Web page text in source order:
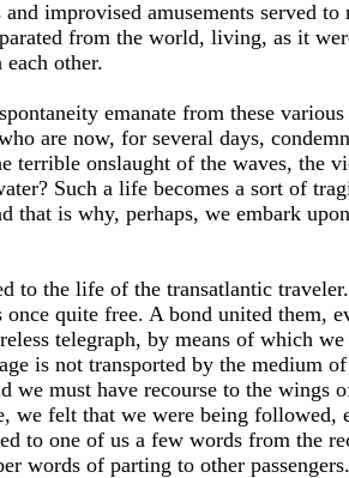
improvised amusements served to
from the world, living, as it
other.
emanate from these
are now, for several days,
terrible onslaught of the waves, the
Such a life becomes a sort of
that is why, perhaps, we embark
to the life of the transatlantic
quite free. A bond united them,
telegraph, by means of which
is not transported by the medium
we must have recourse to the wings
felt that we were being followed,
to one of us a few words from the
words of parting to other